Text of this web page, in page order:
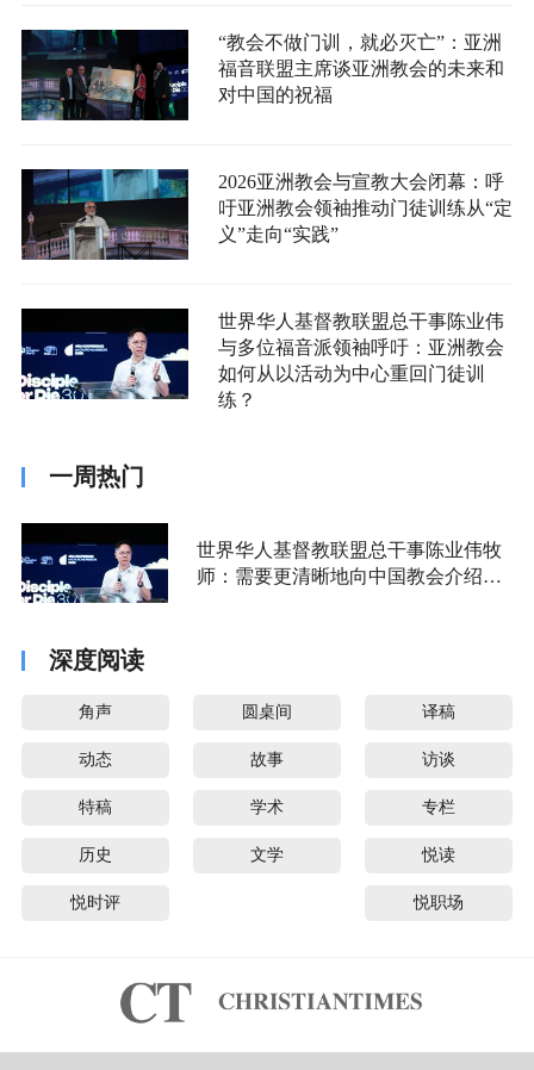
“教会不做门训，就必灭亡”：亚洲
福音联盟主席谈亚洲教会的未来和
对中国的祝福
2026亚洲教会与宣教大会闭幕：呼
吁亚洲教会领袖推动门徒训练从“定
义”走向“实践”
世界华人基督教联盟总干事陈业伟
与多位福音派领袖呼吁：亚洲教会
如何从以活动为中心重回门徒训
练？
一周热门
世界华人基督教联盟总干事陈业伟牧
师：需要更清晰地向中国教会介绍福
深度阅读
角声 圆桌间 译稿
动态 故事 访谈
特稿 学术 专栏
历史 文学 悦读
悦时评 悦职场